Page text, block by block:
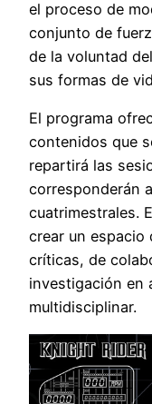
el proceso de
conjunto de
de la voluntad
sus formas de
El programa
contenidos que
repartirá las
corresponderán
cuatrimestrales.
crear un espacio
críticas, de
investigación en
multidisciplinar.